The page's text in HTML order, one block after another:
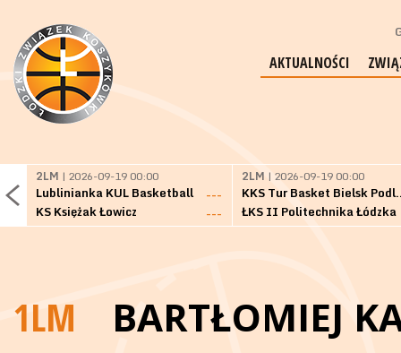
AKTUALNOŚCI
2LM | 2026-09-19 00:00
Lublinianka KUL Basketball
---
KS Księżak Łowicz
---
2LM | 2026-09-19 00:00
KKS Tur
ŁKS II Politechnika Łódzka
1LM BARTŁOMIEJ